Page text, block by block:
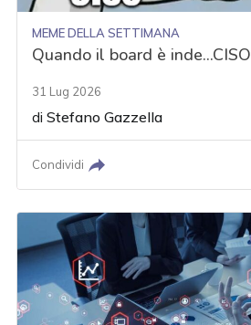
MEME DELLA SETTIMANA
Quando il board è inde...CISO
31 Lug 2026
diStefano Gazzella
Condividi